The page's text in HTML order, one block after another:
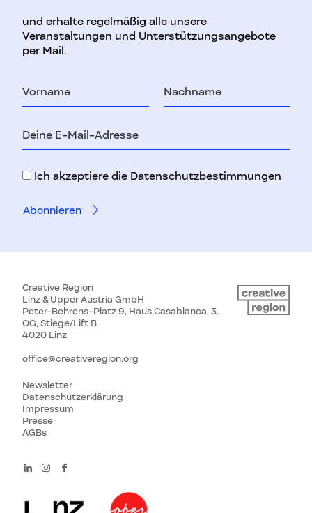
und erhalte regelmäßig alle unsere
Veranstaltungen und Unterstützungsangebote
per Mail.
Mail-
Ich akzeptiere die Datenschutzbestimmungen
Creative Region
Linz & Upper Austria GmbH
Peter-Behrens-Platz 9, Haus Casablanca, 3.
OG, Stiege/Lift B
4020 Linz
office@creativeregion.org
Newsletter
Datenschutzerklärung
Impressum
Presse
AGBs